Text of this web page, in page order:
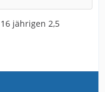
jährigen 2,5